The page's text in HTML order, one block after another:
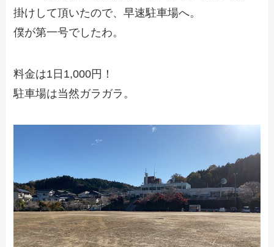
掛けして頂いたので、早速駐車場へ。
僕が第一号でしたわ。
料金は1日1,000円！
駐車場は当然ガラガラ。